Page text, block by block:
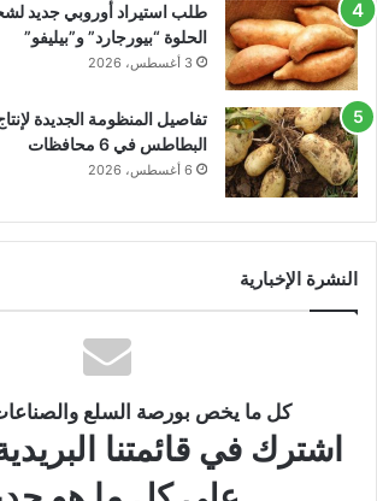
طلب استيراد أوروبي جديد
الحلوة “بيورجارد” و”بيليفو”
3 أغسطس، 2026
تفاصيل المنظومة الجديدة
البطاطس في 6 محافظات
6 أغسطس، 2026
النشرة الإخبارية
كل ما يخص بورصة السلع والصناعات
اشترك في قائمتنا